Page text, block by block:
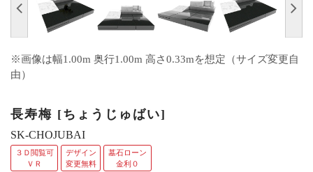
※画像は幅1.00m 奥行1.00m 高さ0.33mを想定（サイズ変更自
由）
長寿梅 [ちょうじゅばい]
SK-CHOJUBAI
３Ｄ閲覧可
ＶＲ
デザイン
変更無料
墓石ローン
金利０